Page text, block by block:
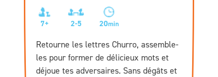
7+ 2-5 20min
Retourne les lettres Churro, assemble-
les pour former de délicieux mots et
déjoue tes adversaires. Sans dégâts et